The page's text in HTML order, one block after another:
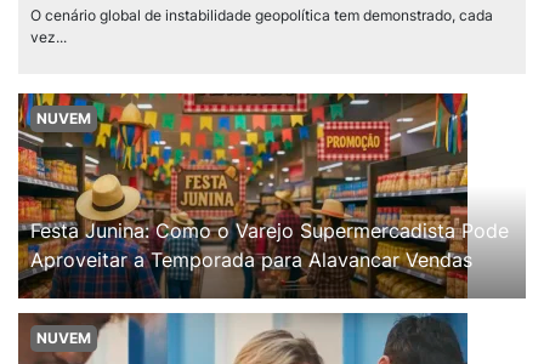
O cenário global de instabilidade geopolítica tem demonstrado, cada
vez...
NUVEM
Festa Junina: Como o Varejo Supermercadista Pode
Aproveitar a Temporada para Alavancar Vendas
NUVEM